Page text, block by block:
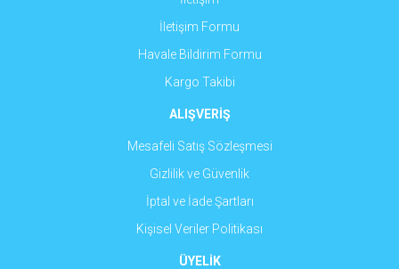
Gönder
İletişim Formu
Havale Bildirim Formu
Kargo Takibi
ALIŞVERİŞ
Mesafeli Satış Sözleşmesi
Gizlilik ve Güvenlik
İptal ve İade Şartları
Kişisel Veriler Politikası
ÜYELİK